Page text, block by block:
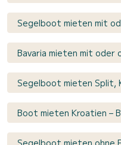
Segelboot mieten mit
Bavaria mieten mit oder
Segelboot mieten Split,
Boot mieten Kroatien –